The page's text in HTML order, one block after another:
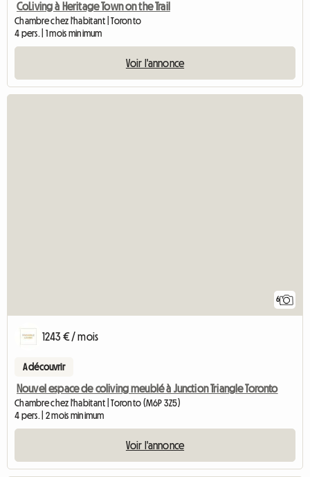
CoLiving à Heritage Town on the Trail
Chambre chez l'habitant | Toronto
4 pers. | 1 mois minimum
Voir l'annonce
6
1243 € / mois
A découvrir
Nouvel espace de coliving meublé à Junction Triangle Toronto
Chambre chez l'habitant | Toronto (M6P 3Z5)
4 pers. | 2 mois minimum
Voir l'annonce